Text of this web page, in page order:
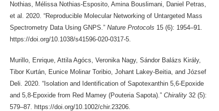
Nothias, Mélissa Nothias-Esposito, Amina Bouslimani, Daniel Petras,
et al. 2020. “Reproducible Molecular Networking of Untargeted Mass
Spectrometry Data Using GNPS.” Nature Protocols 15 (6): 1954–91.
https://doi.org/10.1038/s41596-020-0317-5.
Murillo, Enrique, Attila Agócs, Veronika Nagy, Sándor Balázs Király,
Tibor Kurtán, Eunice Molinar Toribio, Johant Lakey-Beitia, and József
Deli. 2020. “Isolation and Identification of Sapotexanthin 5,6-Epoxide
and 5,8-Epoxide from Red Mamey (Pouteria Sapota).” Chirality 32 (5):
579–87. https://doi.org/10.1002/chir.23206.